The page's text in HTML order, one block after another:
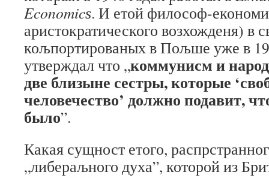
Economicѕ. И етой философ-
аристократического возхожденя) в
кољпортированых в Пољше уже в
утверждал что „коммунисм и
две близыне сестры, которые
человечество’ должно подавит,
было”.
Какая сущност етого,
„либераљного духа”, которой из